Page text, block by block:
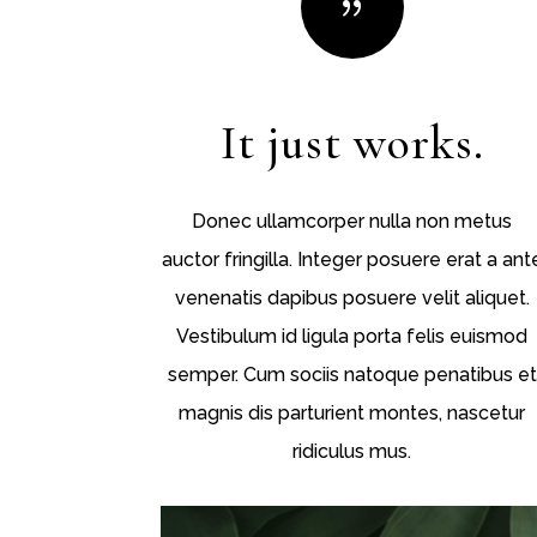
It just works.
Donec ullamcorper nulla non metus
auctor fringilla. Integer posuere erat a
venenatis dapibus posuere velit aliquet.
Vestibulum id ligula porta felis euismod
semper. Cum sociis natoque penatibus et
magnis dis parturient montes, nascetur
ridiculus mus.